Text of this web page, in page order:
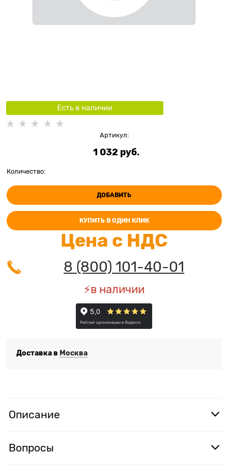
Есть в наличии
Артикул:
1 032 руб.
Количество:
ДОБАВИТЬ
КУПИТЬ В ОДИН КЛИК
Цена с НДС
8 (800) 101-40-01
⚡️в наличии
Доставка в Москва
Описание
Вопросы